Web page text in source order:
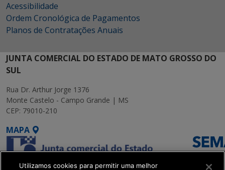
Acessibilidade
Ordem Cronológica de Pagamentos
Planos de Contratações Anuais
JUNTA COMERCIAL DO ESTADO DE MATO GROSSO DO
SUL
Rua Dr. Arthur Jorge 1376
Monte Castelo - Campo Grande | MS
CEP: 79010-210
MAPA
Utilizamos cookies para permitir uma melhor